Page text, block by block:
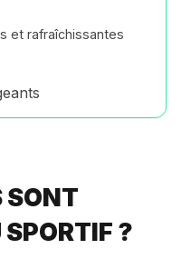
et rafraîchissantes
SONT
?